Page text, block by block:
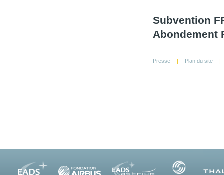
Subvention
Abondement
Presse | Plan du site |